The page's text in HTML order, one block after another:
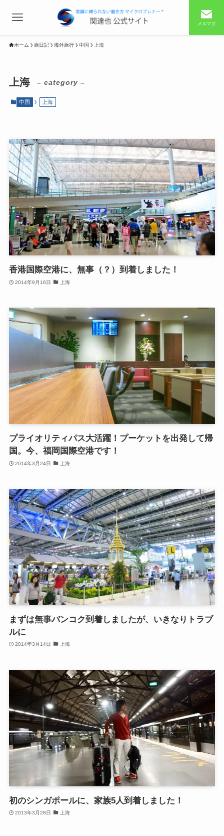
メルマガ
ホーム 旅日記 海外旅行 中国 上海
上海 – category –
中国 上海
香港国際空港に、無事（？）到着しました！
2014年9月16日 上海
プライオリティパス大活躍！プーケットを出発して帰
国。今、福岡国際空港です！
2014年3月24日 上海
まずは無事バンコク到着しましたが、いきなりトラブ
ルに
2014年3月14日 上海
初のシンガポールに、家族5人到着しました！
2013年3月28日 上海